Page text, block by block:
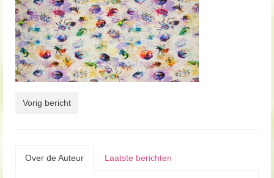
Vorig bericht
Over de Auteur Laatste berichten